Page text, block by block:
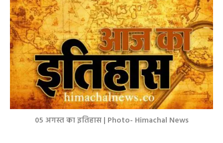
05 अगस्त का इतिहास | Photo- Himachal News